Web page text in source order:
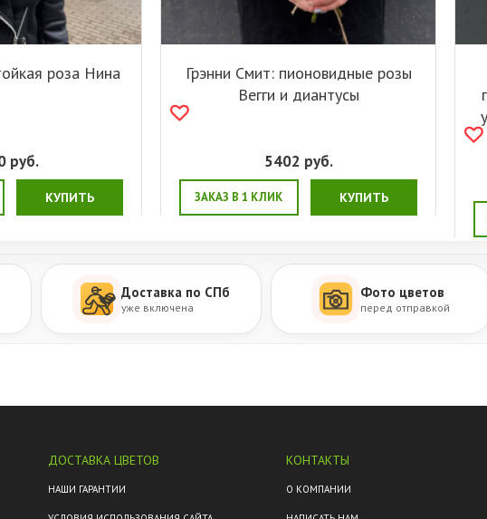
роза Нина
руб.
КУПИТЬ
Грэнни Смит: пионовидные розы
Вегги и диантусы
5402 руб.
ЗАКАЗ В 1 КЛИК КУПИТЬ
Доставка по СПб
уже включена
Фото цветов
перед отправкой
ДОСТАВКА ЦВЕТОВ
НАШИ ГАРАНТИИ
КОНТАКТЫ
О КОМПАНИИ